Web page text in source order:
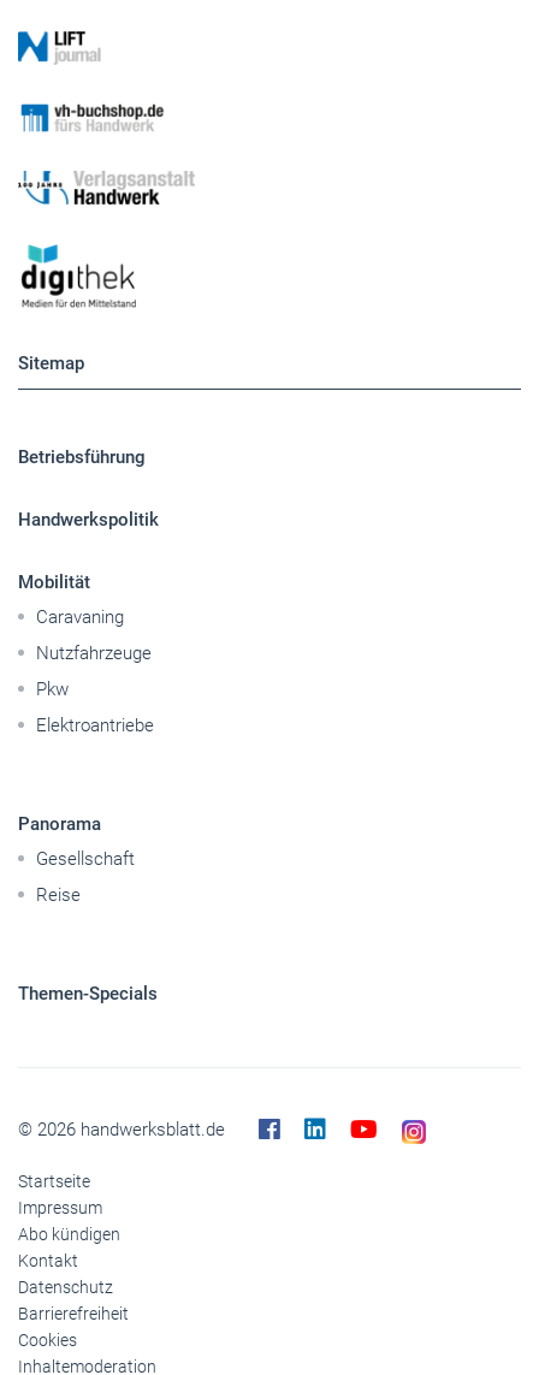
Sitemap
Betriebsführung
Handwerkspolitik
Mobilität
Caravaning
Nutzfahrzeuge
Pkw
Elektroantriebe
Panorama
Gesellschaft
Reise
Themen-Specials
© 2026 handwerksblatt.de
Startseite
Impressum
Abo kündigen
Kontakt
Datenschutz
Barrierefreiheit
Cookies
Inhaltemoderation